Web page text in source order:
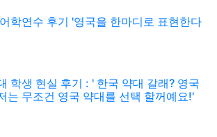
학연수 후기 '영국을 한마디로 표현한다
학생 현실 후기 : ' 한국 약대 갈래? 영국
는 무조건 영국 약대를 선택 할꺼예요!'